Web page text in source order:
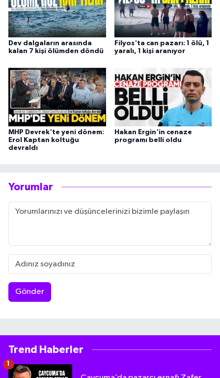
Dev dalgaların arasında
kalan 7 kişi ölümden döndü
Filyos'ta can pazarı: 1 ölü, 1
yaralı, 1 kişi aranıyor
MHP Devrek'te yeni dönem:
Erol Kaptan koltuğu
devraldı
Hakan Ergin'in cenaze
programı belli oldu
Yorumlar
Gönder
Trend Haberler
1